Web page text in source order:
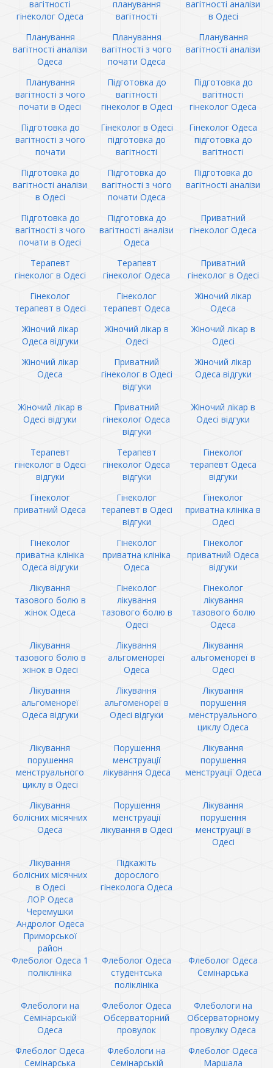
вагітності
гінеколог Одеса
планування
вагітності
вагітності аналізи
в Одесі
Планування
вагітності аналізи
Одеса
Планування
вагітності з чого
почати Одеса
Планування
вагітності аналізи
Планування
вагітності з чого
почати в Одесі
Підготовка до
вагітності
гінеколог в Одесі
Підготовка до
вагітності
гінеколог Одеса
Підготовка до
вагітності з чого
почати
Гінеколог в Одесі
підготовка до
вагітності
Гінеколог Одеса
підготовка до
вагітності
Підготовка до
вагітності аналізи
в Одесі
Підготовка до
вагітності з чого
почати Одеса
Підготовка до
вагітності аналізи
Підготовка до
вагітності з чого
почати в Одесі
Підготовка до
вагітності аналізи
Одеса
Приватний
гінеколог Одеса
Терапевт
гінеколог в Одесі
Терапевт
гінеколог Одеса
Приватний
гінеколог в Одесі
Гінеколог
терапевт в Одесі
Гінеколог
терапевт Одеса
Жіночий лікар
Одеса
Жіночий лікар
Одеса відгуки
Жіночий лікар в
Одесі
Жіночий лікар в
Одесі
Жіночий лікар
Одеса
Приватний
гінеколог в Одесі
відгуки
Жіночий лікар
Одеса відгуки
Жіночий лікар в
Одесі відгуки
Приватний
гінеколог Одеса
відгуки
Жіночий лікар в
Одесі відгуки
Терапевт
гінеколог в Одесі
відгуки
Терапевт
гінеколог Одеса
відгуки
Гінеколог
терапевт Одеса
відгуки
Гінеколог
приватний Одеса
Гінеколог
терапевт в Одесі
відгуки
Гінеколог
приватна клініка в
Одесі
Гінеколог
приватна клініка
Одеса відгуки
Гінеколог
приватна клініка
Одеса
Гінеколог
приватний Одеса
відгуки
Лікування
тазового болю в
жінок Одеса
Гінеколог
лікування
тазового болю в
Одесі
Гінеколог
лікування
тазового болю
Одеса
Лікування
тазового болю в
жінок в Одесі
Лікування
альгоменореї
Одеса
Лікування
альгоменореї в
Одесі
Лікування
альгоменореї
Одеса відгуки
Лікування
альгоменореї в
Одесі відгуки
Лікування
порушення
менструального
циклу Одеса
Лікування
порушення
менструального
циклу в Одесі
Порушення
менструації
лікування Одеса
Лікування
порушення
менструації Одеса
Лікування
болісних місячних
Одеса
Порушення
менструації
лікування в Одесі
Лікування
порушення
менструації в
Одесі
Лікування
болісних місячних
в Одесі
Підкажіть
дорослого
гінеколога Одеса
ЛОР Одеса
Черемушки
Андролог Одеса
Приморської
район
Флеболог Одеса 1
поліклініка
Флеболог Одеса
студентська
поліклініка
Флеболог Одеса
Семінарська
Флебологи на
Семінарській
Одеса
Флеболог Одеса
Обсерваторний
провулок
Флебологи на
Обсерваторному
провулку Одеса
Флеболог Одеса
Семінарська
Флебологи на
Семінарській
Флеболог Одеса
Маршала